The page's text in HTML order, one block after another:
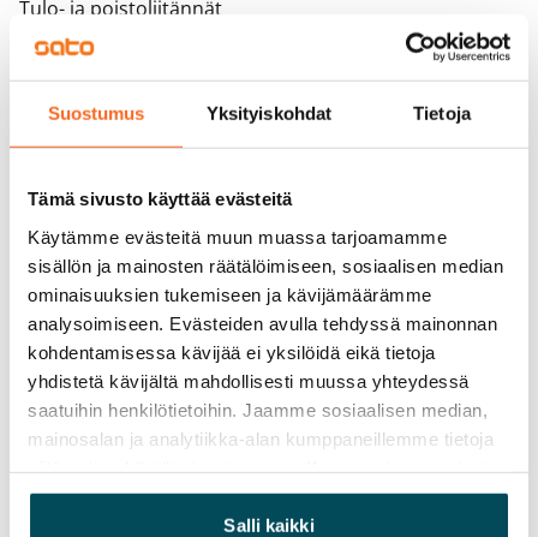
Suostumus Yksityiskohdat Tietoja
Tämä sivusto käyttää evästeitä
Käytämme evästeitä muun muassa tarjoamamme
sisällön ja mainosten räätälöimiseen, sosiaalisen median
ominaisuuksien tukemiseen ja kävijämäärämme
analysoimiseen. Evästeiden avulla tehdyssä mainonnan
kohdentamisessa kävijää ei yksilöidä eikä tietoja
yhdistetä kävijältä mahdollisesti muussa yhteydessä
saatuihin henkilötietoihin. Jaamme sosiaalisen median,
mainosalan ja analytiikka-alan kumppaneillemme tietoja
yhdistää näitä tietoja muihin tietoihin, joita olet antanut
heille tai joita on kerätty, kun olet käyttänyt heidän
Salli kaikki
Tulo- ja poistoliitännät
Sopimus ja maksut
Vuokrattu
Varallisuusrajat
Ei
Vuokra
Vuokravakuus
0 €, (yrityksille min. 1 kk vuokra)
Kotivakuutus
Pakollinen, ei sisälly vuokraan